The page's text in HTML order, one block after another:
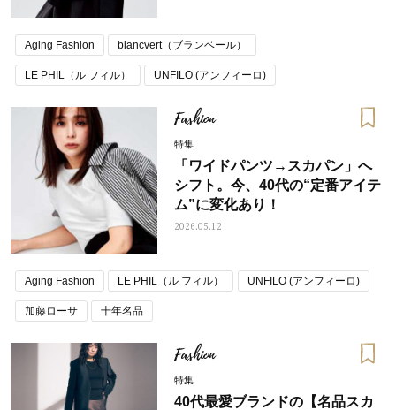
Aging Fashion blancvert（ブランベール）
LE PHIL（ル フィル） UNFILO (アンフィーロ)
UNITED ARROWS（ユナイテッドアローズ）
十年名品
Fashion
特集
「ワイドパンツ→スカパン」へ
シフト。今、40代の“定番アイテ
ム”に変化あり！
2026.05.12
Aging Fashion LE PHIL（ル フィル） UNFILO (アンフィーロ)
加藤ローサ 十年名品
Fashion
特集
40代最愛ブランドの【名品スカ